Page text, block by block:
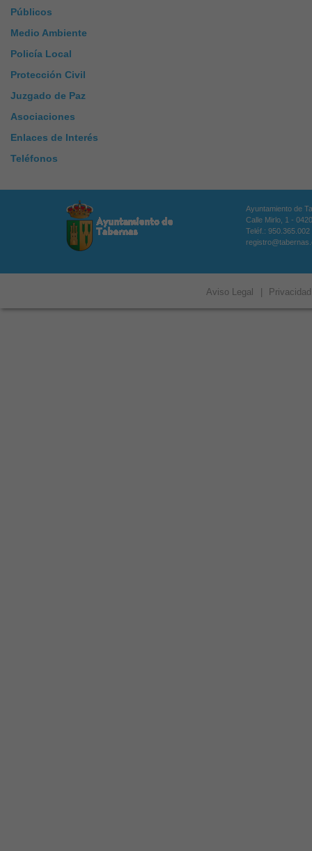
Públicos
Medio Ambiente
Policía Local
Protección Civil
Juzgado de Paz
Asociaciones
Enlaces de Interés
Teléfonos
Ayuntamiento de
Calle Mirlo, 1 -
Teléf.:
Aviso Legal Privacidad